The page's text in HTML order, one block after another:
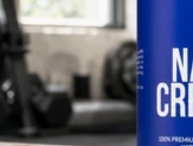
Popularne wyszukiwania
”Protein Powder“
”Overnight Oats“
”Vegan protein“
”Collagen“
”Micellar Casein“